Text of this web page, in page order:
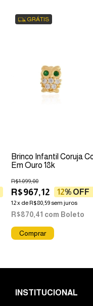
GRÁTIS
Brinco Infantil Coruja
Em Ouro 18k
R$967,12
R$1.099,00
12% OFF
12x deR$80,59sem juros
R$870,41 com Boleto
INSTITUCIONAL